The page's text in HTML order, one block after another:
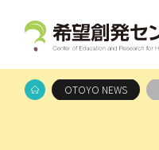
OTOYO NEWS